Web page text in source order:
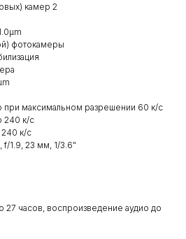
камер 2
фотокамеры
при максимальном разрешении 60 к/c
240 к/с
к/с
f/1.9, 23 мм, 1/3.6"
часов, воспроизведение аудио до